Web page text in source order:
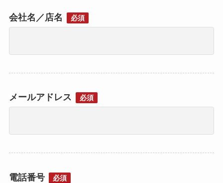
会社名／店名 必須
メールアドレス 必須
電話番号 必須